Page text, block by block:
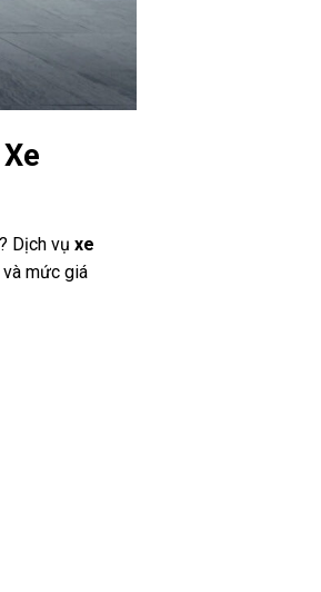
? Dịch vụxe
và mức giá